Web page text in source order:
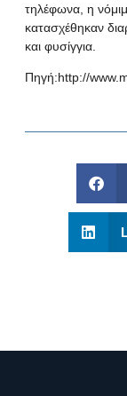
τηλέφωνα, η
κατασχέθηκαν
και φυσίγγια.
Πηγή:http://